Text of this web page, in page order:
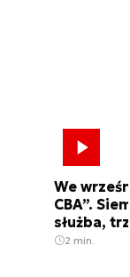
We
CBA”.
służba,
2 min.